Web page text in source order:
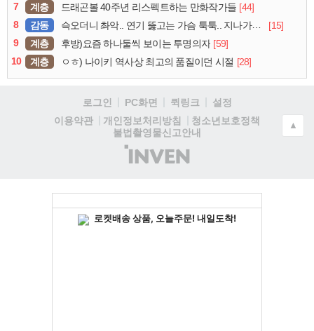
7
계층 드래곤볼 40주년 리스펙트하는 만화작가들 [44]
8
감동 슥오더니 촤악.. 연기 뚫고는 가슴 툭툭.. 지나가던 아재의 정체
[15]
9
계층 후방)요즘 하나둘씩 보이는 투명의자 [59]
10
계층 ㅇㅎ) 나이키 역사상 최고의 품질이던 시절 [28]
로그인 PC화면 퀵링크
설정
이용약관
개인정보처리방침
청소년보호정책
불법촬영물신고안내
(주)
인
▲